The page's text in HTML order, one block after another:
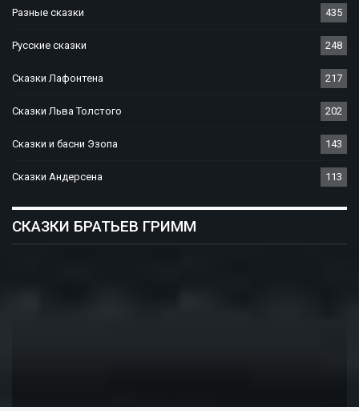
Разные сказки 435
Русские сказки 248
Сказки Лафонтена 217
Сказки Льва Толстого 202
Сказки и басни Эзопа 143
Сказки Андерсена 113
СКАЗКИ БРАТЬЕВ ГРИММ